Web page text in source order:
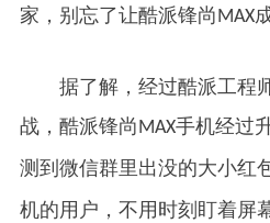
家，别忘了让酷派锋尚MAX
据了解，经过酷派工程
战，酷派锋尚MAX手机经过
测到微信群里出没的大小红
机的用户，不用时刻盯着屏